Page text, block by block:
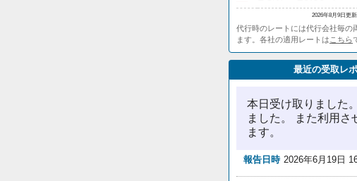
2026年8月9日更新
代行時のレートには代行会社毎の
ます。各社の適用レートは こちら
最近の受取レ
本日受け取りました
ました。 また利用さ
ます。
報告日時 2026年6月19日